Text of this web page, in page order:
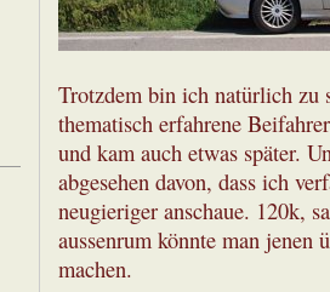
Trotzdem bin ich natürlich zu
thematisch erfahrene
und kam auch etwas später.
abgesehen davon, dass ich
neugieriger anschaue. 120k,
aussenrum könnte man jenen
machen.